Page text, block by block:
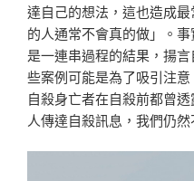
達自己的想法，這也造成
的人通常不會真的做」。
是一連串過程的結果，揚
些案例可能是為了吸引注
自殺身亡者在自殺前都曾
人傳達自殺訊息，我們仍然